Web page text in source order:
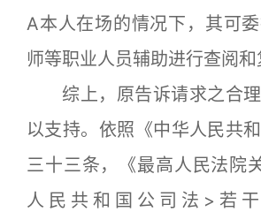
A本人在场的情况下，其可
师等职业人员辅助进行查阅和
综上，原告诉请求之合理
以支持。依照《中华人民共
三十三条，《最高人民法院
人民共和国公司法>若